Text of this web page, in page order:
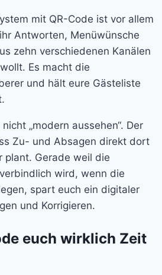
mit QR-Code ist vor allem
Antworten, Menüwünsche
zehn verschiedenen Kanälen
Es macht die
und hält eure Gästeliste
„modern aussehen“. Der
Zu- und Absagen direkt dort
plant. Gerade weil die
wird, wenn die
spart euch ein digitaler
und Korrigieren.
euch wirklich Zeit